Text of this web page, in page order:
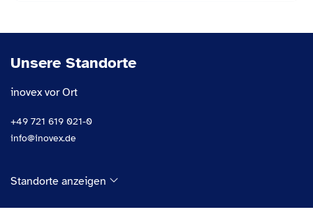
Unsere Standorte
inovex vor Ort
+49 721 619 021-0
info@inovex.de
Standorte anzeigen